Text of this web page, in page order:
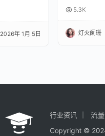
2026年 1月 5日
5.3K
灯火阑珊
行业资讯 流
Copyright ©